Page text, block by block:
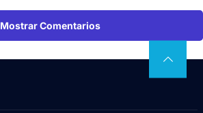
Mostrar Comentarios